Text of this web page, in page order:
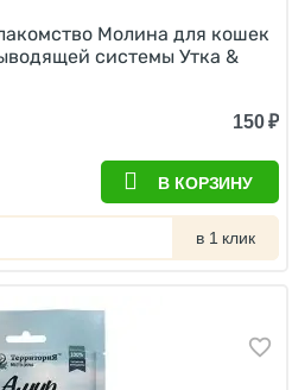
Молина для кошек
системы Утка &
150₽
В КОРЗИНУ
в 1 клик